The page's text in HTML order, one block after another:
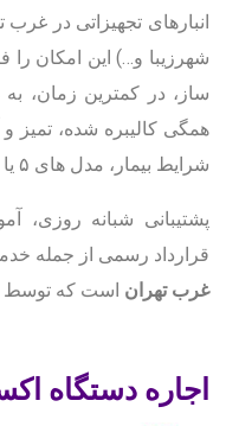
انبارهای تجهیزاتی در غرب
شهرزیبا و…) این امکان
ساز، در کمترین زمان،
همگی کالیبره شده، تمیز
شرایط بیمار، مدل های ۵ یا ۱۰ لیتری ارائه می شود.
پشتیبانی شبانه روزی،
قرارداد رسمی از جمله
غرب تهران است که توسط
اجاره دستگاه